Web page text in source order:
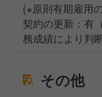
(※原則有期雇用
契約の更新：有
務成績により判断
その他